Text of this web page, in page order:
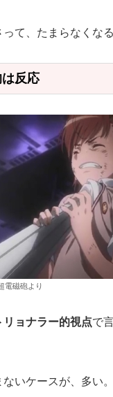
て、たまらなくなる
反応
電磁砲より
リョナラー的視点で
いケースが、多い。